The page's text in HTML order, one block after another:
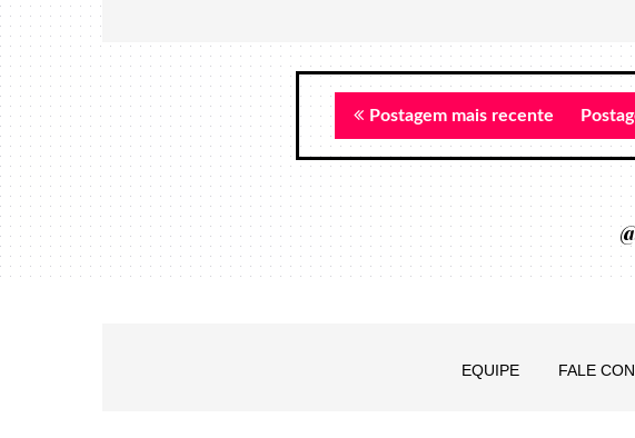
Postagem mais recente
EQUIPE FALE